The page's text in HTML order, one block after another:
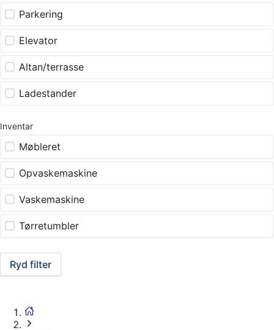
Parkering
Elevator
Altan/terrasse
Ladestander
Inventar
Møbleret
Opvaskemaskine
Vaskemaskine
Tørretumbler
Ryd filter